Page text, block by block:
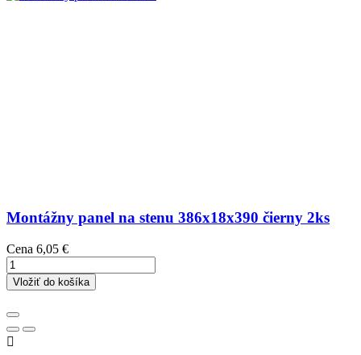
Montážny panel na stenu 386x18x390 čierny 2ks
Cena 6,05 €
Vložiť do košíka
